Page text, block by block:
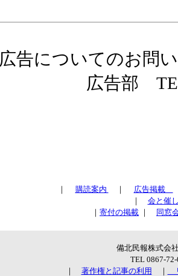
広告についてのお問
広告部
｜ 購読案内 ｜ 広告掲載
｜ 会と催
｜ 寄付の掲載 ｜ 同窓
備北民報株式会
TEL 0867-
｜ 著作権と記事の利用 ｜